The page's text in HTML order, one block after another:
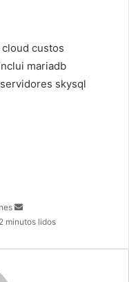
cloud custos
mariadb
servidores skysql
m
i
2 minutos lidos